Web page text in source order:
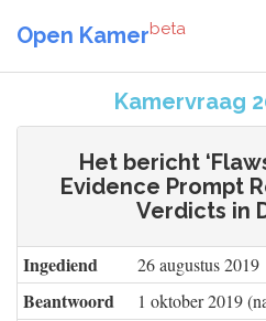
Open Kamerbeta
Kamervraag
Het bericht
Evidence Prompt
Verdicts in
Ingediend 26 augustus 2019
Beantwoord 1 oktober 2019